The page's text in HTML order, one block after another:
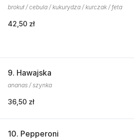
brokuł / cebula / kukurydza / kurczak / feta
42,50 zł
9. Hawajska
ananas / szynka
36,50 zł
10. Pepperoni